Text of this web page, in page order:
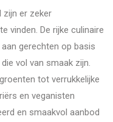
zijn er zeker
vinden. De rijke culinaire
gerechten op basis
vol van smaak zijn.
tot verrukkelijke
en veganisten
en smaakvol aanbod